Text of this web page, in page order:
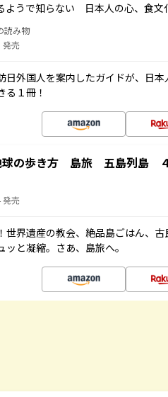
ようで知らない 日本人の心、食文
読み物
発売
日外国人を案内したガイドが、日
る１冊！
の歩き方 島旅 五島列島
発売
世界遺産の教会、絶品島ごはん、
ッと凝縮。さあ、島旅へ。